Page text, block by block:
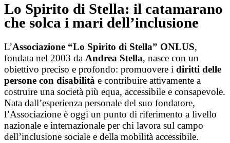
Lo Spirito di Stella: il catamarano
che solca i mari dell’inclusione
L’Associazione “Lo Spirito di Stella” ONLUS,
fondata nel 2003 da Andrea Stella, nasce con un
obiettivo preciso e profondo: promuovere i diritti delle
persone con disabilità e contribuire attivamente a
costruire una società più equa, accessibile e consapevole.
Nata dall’esperienza personale del suo fondatore,
l’Associazione è oggi un punto di riferimento a livello
nazionale e internazionale per chi lavora sul campo
dell’inclusione sociale e della mobilità accessibile.